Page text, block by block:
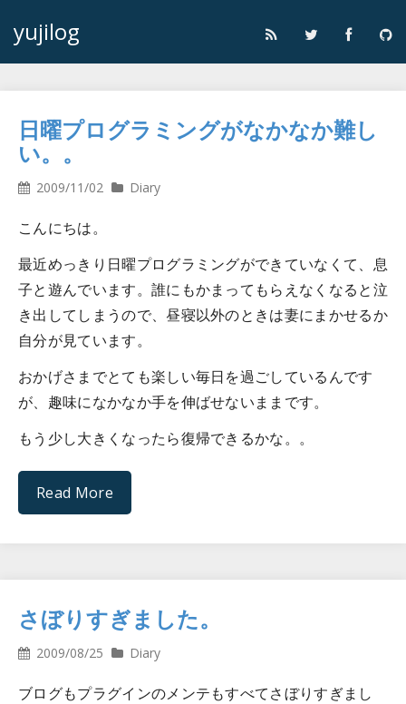
yujilog
日曜プログラミングがなかなか難し
い。。
2009/11/02 Diary
こんにちは。
最近めっきり日曜プログラミングができていなくて、息
子と遊んでいます。誰にもかまってもらえなくなると泣
き出してしまうので、昼寝以外のときは妻にまかせるか
自分が見ています。
おかげさまでとても楽しい毎日を過ごしているんです
が、趣味になかなか手を伸ばせないままです。
もう少し大きくなったら復帰できるかな。。
Read More
さぼりすぎました。
2009/08/25 Diary
ブログもプラグインのメンテもすべてさぼりすぎまし